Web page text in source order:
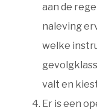
aan de
naleving
welke
valt en
Er is een